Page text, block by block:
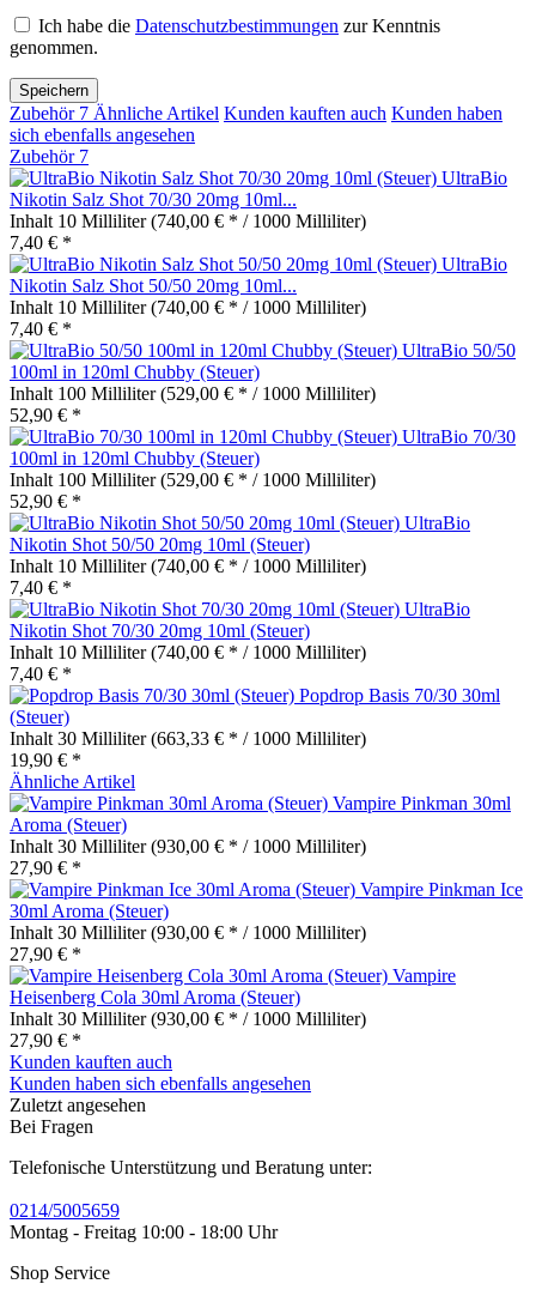
Ich habe die Datenschutzbestimmungen zur Kenntnis
genommen.
Speichern
Zubehör 7 Ähnliche Artikel Kunden kauften auch Kunden haben
sich ebenfalls angesehen
Zubehör 7
UltraBio
Nikotin Salz Shot 70/30 20mg 10ml...
Inhalt 10 Milliliter(740,00 € * / 1000 Milliliter)
7,40 € *
UltraBio
Nikotin Salz Shot 50/50 20mg 10ml...
Inhalt 10 Milliliter(740,00 € * / 1000 Milliliter)
7,40 € *
UltraBio 50/50
100ml in 120ml Chubby (Steuer)
Inhalt 100 Milliliter(529,00 € * / 1000 Milliliter)
52,90 € *
UltraBio 70/30
100ml in 120ml Chubby (Steuer)
Inhalt 100 Milliliter(529,00 € * / 1000 Milliliter)
52,90 € *
UltraBio
Nikotin Shot 50/50 20mg 10ml (Steuer)
Inhalt 10 Milliliter(740,00 € * / 1000 Milliliter)
7,40 € *
UltraBio
Nikotin Shot 70/30 20mg 10ml (Steuer)
Inhalt 10 Milliliter(740,00 € * / 1000 Milliliter)
7,40 € *
Popdrop Basis 70/30 30ml
(Steuer)
Inhalt 30 Milliliter(663,33 € * / 1000 Milliliter)
19,90 € *
Ähnliche Artikel
Vampire Pinkman 30ml
Aroma (Steuer)
Inhalt 30 Milliliter(930,00 € * / 1000 Milliliter)
27,90 € *
Vampire Pinkman Ice
30ml Aroma (Steuer)
Inhalt 30 Milliliter(930,00 € * / 1000 Milliliter)
27,90 € *
Vampire
Heisenberg Cola 30ml Aroma (Steuer)
Inhalt 30 Milliliter(930,00 € * / 1000 Milliliter)
27,90 € *
Kunden kauften auch
Kunden haben sich ebenfalls angesehen
Zuletzt angesehen
Bei Fragen
Telefonische Unterstützung und Beratung unter:
0214/5005659
Montag - Freitag 10:00 - 18:00 Uhr
Shop Service